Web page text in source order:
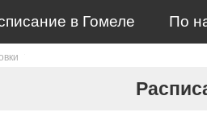
в Гомеле По